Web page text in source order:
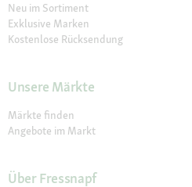
Neu im Sortiment
Exklusive Marken
Kostenlose Rücksendung
Unsere Märkte
Märkte finden
Angebote im Markt
Über Fressnapf